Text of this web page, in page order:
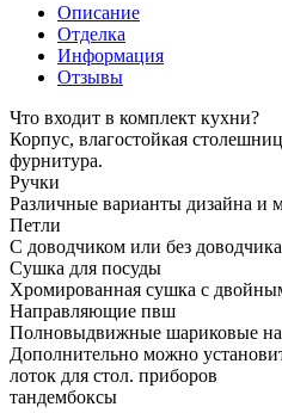
Описание
Отделка
Информация
Отзывы
Что входит в комплект кухни?
Корпус, влагостойкая
фурнитура.
Ручки
Различные варианты дизайна и
Петли
С доводчиком или без
Сушка для посуды
Хромированная сушка с
Направляющие пвш
Полновыдвижные шариковые
Дополнительно можно
лоток для стол. приборов
тандембоксы